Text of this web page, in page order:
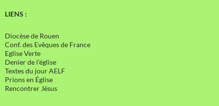
LIENS :
Diocèse de Rouen
Conf. des Evêques de France
Eglise Verte
Denier de l'église
Textes du jour AELF
Prions en Église
Rencontrer Jésus